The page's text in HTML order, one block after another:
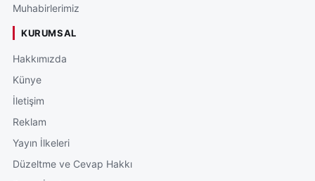
Muhabirlerimiz
KURUMSAL
Hakkımızda
Künye
İletişim
Reklam
Yayın İlkeleri
Düzeltme ve Cevap Hakkı